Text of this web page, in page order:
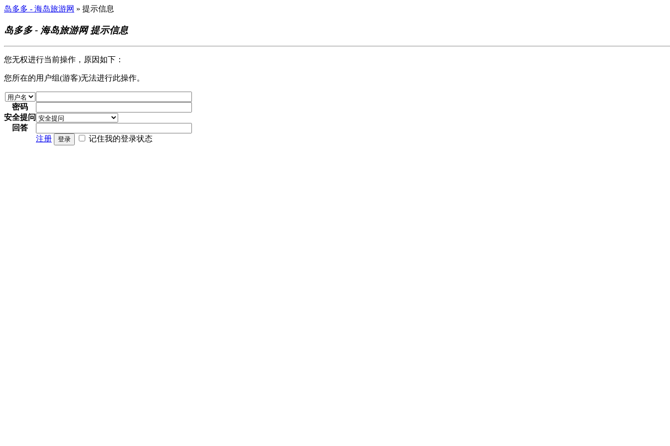
岛多多 - 海岛旅游网 » 提示信息
岛多多 - 海岛旅游网 提示信息
您无权进行当前操作，原因如下：
您所在的用户组(游客)无法进行此操作。
密码
安全提问
回答
注册
登录 记住我的登录状态